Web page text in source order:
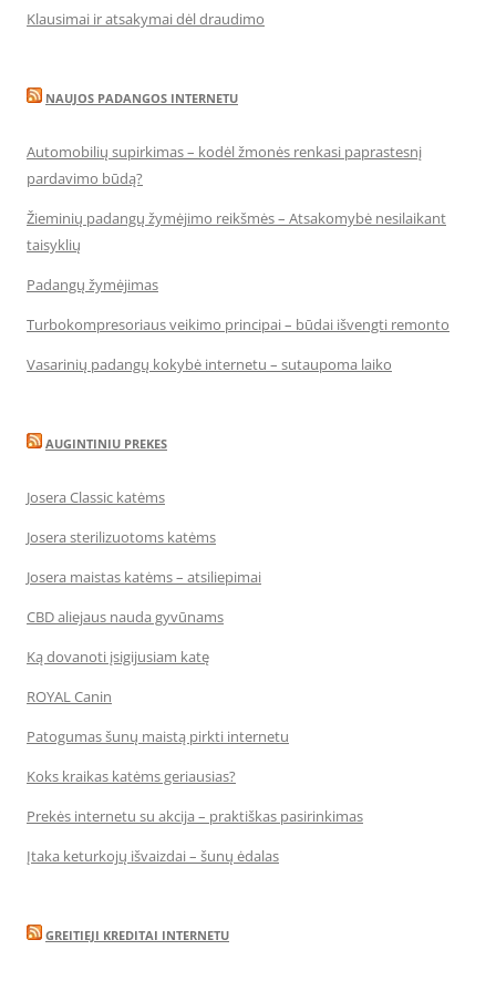
Klausimai ir atsakymai dėl draudimo
NAUJOS PADANGOS INTERNETU
Automobilių supirkimas – kodėl žmonės renkasi paprastesnį
pardavimo būdą?
Žieminių padangų žymėjimo reikšmės – Atsakomybė nesilaikant
taisyklių
Padangų žymėjimas
Turbokompresoriaus veikimo principai – būdai išvengti remonto
Vasarinių padangų kokybė internetu – sutaupoma laiko
AUGINTINIU PREKES
Josera Classic katėms
Josera sterilizuotoms katėms
Josera maistas katėms – atsiliepimai
CBD aliejaus nauda gyvūnams
Ką dovanoti įsigijusiam katę
ROYAL Canin
Patogumas šunų maistą pirkti internetu
Koks kraikas katėms geriausias?
Prekės internetu su akcija – praktiškas pasirinkimas
Įtaka keturkojų išvaizdai – šunų ėdalas
GREITIEJI KREDITAI INTERNETU